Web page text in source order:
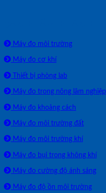
Máy đo môi trường
Máy đo cơ khí
Thiết bị phòng lab
Máy đo trong nông lâm nghiệp
Máy đo khoảng cách
Máy đo môi trường đất
Máy đo môi trường khí
Máy đo bụi trong không khí
Máy đo cường độ ánh sáng
Máy đo độ ồn môi trường